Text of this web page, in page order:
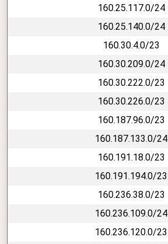
160.25.117.0/24
160.25.140.0/24
160.30.4.0/23
160.30.209.0/24
160.30.222.0/23
160.30.226.0/23
160.187.96.0/23
160.187.133.0/24
160.191.18.0/23
160.191.194.0/23
160.236.38.0/23
160.236.109.0/24
160.236.120.0/23